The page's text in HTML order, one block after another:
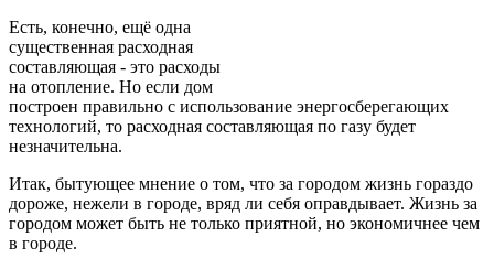
Есть, конечно, ещё одна
существенная расходная
составляющая - это расходы
на отопление. Но если дом
построен правильно с использование энергосберегающих
технологий, то расходная составляющая по газу будет
незначительна.
Итак, бытующее мнение о том, что за городом жизнь гораздо
дороже, нежели в городе, вряд ли себя оправдывает. Жизнь за
городом может быть не только приятной, но экономичнее чем
в городе.